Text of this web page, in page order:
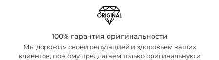
100% гарантия оригинальности
Мы дорожим своей репутацией и здоровьем наших
клиентов, поэтому предлагаем только оригинальную и